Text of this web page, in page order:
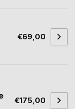
€69,00
€175,00